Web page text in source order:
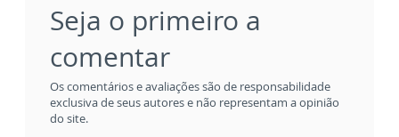
Seja o primeiro a
comentar
Os comentários e avaliações são de responsabilidade
exclusiva de seus autores e não representam a opinião
do site.